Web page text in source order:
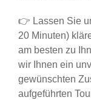
👉 Lassen Sie
20 Minuten)
am besten zu
wir Ihnen ein
gewünschten
aufgeführten